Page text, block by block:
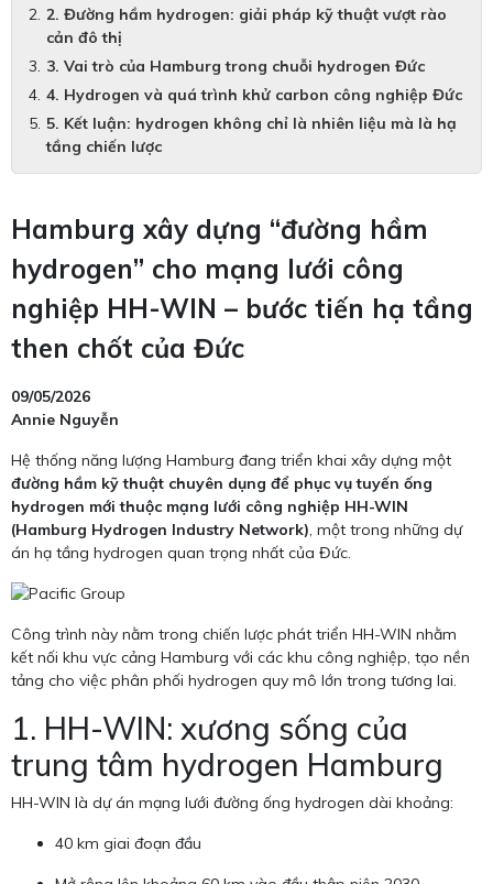
2. Đường hầm hydrogen: giải pháp kỹ thuật vượt rào
cản đô thị
3. Vai trò của Hamburg trong chuỗi hydrogen Đức
4. Hydrogen và quá trình khử carbon công nghiệp Đức
5. Kết luận: hydrogen không chỉ là nhiên liệu mà là hạ
tầng chiến lược
Hamburg xây dựng “đường hầm
hydrogen” cho mạng lưới công
nghiệp HH-WIN – bước tiến hạ tầng
then chốt của Đức
09/05/2026
Annie Nguyễn
Hệ thống năng lượng Hamburg đang triển khai xây dựng một
đường hầm kỹ thuật chuyên dụng để phục vụ tuyến ống
hydrogen mới thuộc mạng lưới công nghiệp HH-WIN
(Hamburg Hydrogen Industry Network), một trong những dự
án hạ tầng hydrogen quan trọng nhất của Đức.
Công trình này nằm trong chiến lược phát triển HH-WIN nhằm
kết nối khu vực cảng Hamburg với các khu công nghiệp, tạo nền
tảng cho việc phân phối hydrogen quy mô lớn trong tương lai.
1. HH-WIN: xương sống của
trung tâm hydrogen Hamburg
HH-WIN là dự án mạng lưới đường ống hydrogen dài khoảng:
40 km giai đoạn đầu